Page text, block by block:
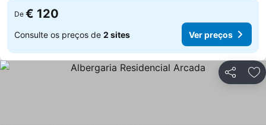
De € 120
Consulte os preços de 2 sites Ver preços
Partilhar